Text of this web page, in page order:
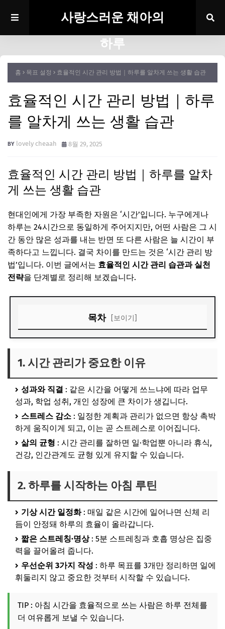
사랑스러운 채아의
하루
홈 목표 설정 효율적인 시간 관리 방법｜하루를 알차게 쓰는 생활 습관
효율적인 시간 관리 방법｜하루
를 알차게 쓰는 생활 습관
lovely cheaah 8월 29, 2025
효율적인 시간 관리 방법｜하루를 알차
게 쓰는 생활 습관
현대인에게 가장 부족한 자원은 ‘시간’입니다. 누구에게나
하루는 24시간으로 동일하게 주어지지만, 어떤 사람은 그 시
간 동안 많은 성과를 내는 반면 또 다른 사람은 늘 시간이 부
족하다고 느낍니다. 결국 차이를 만드는 것은 ‘시간 관리 방
법’입니다. 이번 글에서는 효율적인 시간 관리 습관과 실천
전략을 단계별로 정리해 보겠습니다.
목차 [보이기]
2. 하루를 시작하는 아침 루틴
3. 일정 관리 도구 활용
4. 우선순위 설정법
6. 작은 습관이 만드는 성과
7. 휴식과 리프레시의 중요성
결론
1. 시간 관리가 중요한 이유
성과와 직결 : 같은 시간을 어떻게 쓰느냐에 따라 업무
성과, 학업 성취, 개인 성장에 큰 차이가 생깁니다.
스트레스 감소 : 일정한 계획과 관리가 없으면 항상 촉박
하게 움직이게 되고, 이는 곧 스트레스로 이어집니다.
삶의 균형 : 시간 관리를 잘하면 일·학업뿐 아니라 휴식,
건강, 인간관계도 균형 있게 유지할 수 있습니다.
2. 하루를 시작하는 아침 루틴
기상 시간 일정화: 매일 같은 시간에 일어나면 신체 리
듬이 안정돼 하루의 효율이 올라갑니다.
짧은 스트레칭·명상: 5분 스트레칭과 호흡 명상은 집중
력을 끌어올려 줍니다.
우선순위 3가지 작성 : 하루 목표를 3개만 정리하면 일에
휘둘리지 않고 중요한 것부터 시작할 수 있습니다.
TIP : 아침 시간을 효율적으로 쓰는 사람은 하루 전체를
더 여유롭게 보낼 수 있습니다.